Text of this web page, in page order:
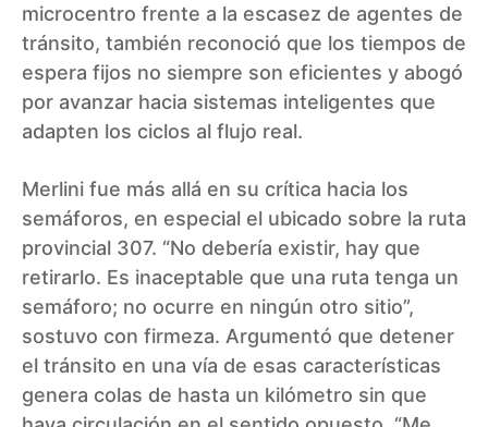
microcentro frente a la escasez de agentes de
tránsito, también reconoció que los tiempos de
espera fijos no siempre son eficientes y abogó
por avanzar hacia sistemas inteligentes que
adapten los ciclos al flujo real.
Merlini fue más allá en su crítica hacia los
semáforos, en especial el ubicado sobre la ruta
provincial 307. “No debería existir, hay que
retirarlo. Es inaceptable que una ruta tenga un
semáforo; no ocurre en ningún otro sitio”,
sostuvo con firmeza. Argumentó que detener
el tránsito en una vía de esas características
genera colas de hasta un kilómetro sin que